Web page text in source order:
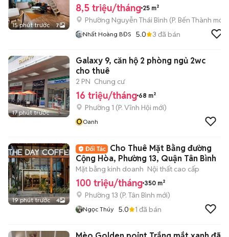
15 phút trước 7
8,5 triệu/tháng 25 m²
Phường Nguyễn Thái Bình (P. Bến Thành mới)
Nhất Hoàng BĐS 5.0 3 đã bán
17 phút trước
Galaxy 9, căn hộ 2 phòng ngủ 2wc
cho thuê
2 PN Chung cư
16 triệu/tháng 68 m²
Phường 1 (P. Vĩnh Hội mới)
OOanh
19 phút trước 4
Cho Thuê Mặt Bằng đường
Cộng Hòa, Phường 13, Quận Tân Bình
Mặt bằng kinh doanh Nội thất cao cấp
100 triệu/tháng 350 m²
Phường 13 (P. Tân Bình mới)
Ngọc Thúy 5.0 1 đã bán